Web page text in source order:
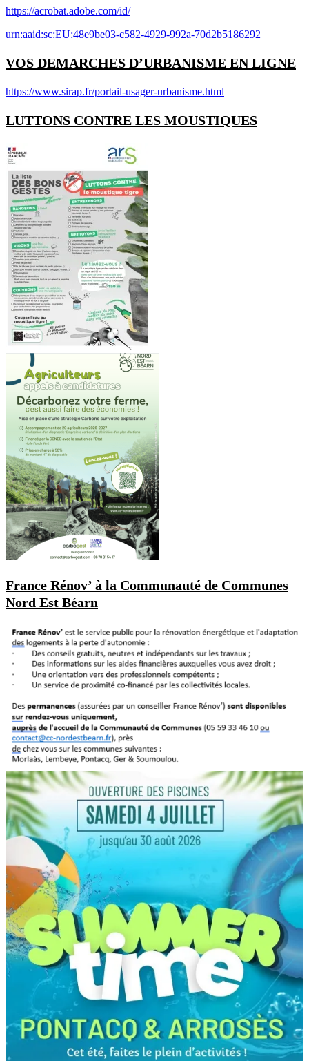
https://acrobat.adobe.com/id/
urn:aaid:sc:EU:48e9be03-c582-4929-992a-70d2b5186292
VOS DEMARCHES D’URBANISME EN LIGNE
https://www.sirap.fr/portail-usager-urbanisme.html
LUTTONS CONTRE LES MOUSTIQUES
France Rénov’ à la Communauté de Communes
Nord Est Béarn